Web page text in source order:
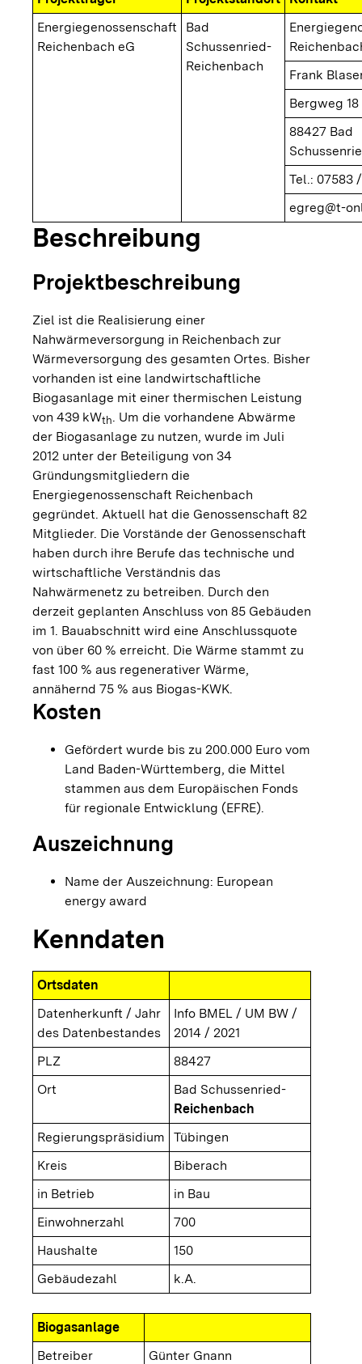
Energiegenossenschaft
Reichenbach eG
Bad
Schussenried-
Reichenbach
Frank
Bergweg 18
88427 Bad
Tel.: 07583
egreg@t-
Beschreibung
Projektbeschreibung
Ziel ist die Realisierung einer
Nahwärmeversorgung in Reichenbach zur
Wärmeversorgung des gesamten Ortes. Bisher
vorhanden ist eine landwirtschaftliche
Biogasanlage mit einer thermischen Leistung
von 439 kWth. Um die vorhandene Abwärme
der Biogasanlage zu nutzen, wurde im Juli
2012 unter der Beteiligung von 34
Gründungsmitgliedern die
Energiegenossenschaft Reichenbach
gegründet. Aktuell hat die Genossenschaft 82
Mitglieder. Die Vorstände der Genossenschaft
haben durch ihre Berufe das technische und
wirtschaftliche Verständnis das
Nahwärmenetz zu betreiben. Durch den
derzeit geplanten Anschluss von 85 Gebäuden
im 1. Bauabschnitt wird eine Anschlussquote
von über 60 % erreicht. Die Wärme stammt zu
fast 100 % aus regenerativer Wärme,
annähernd 75 % aus Biogas-KWK.
Kosten
Gefördert wurde bis zu 200.000 Euro vom
Land Baden-Württemberg, die Mittel
stammen aus dem Europäischen Fonds
für regionale Entwicklung (EFRE).
Auszeichnung
Name der Auszeichnung: European
energy award
Kenndaten
Ortsdaten
Datenherkunft / Jahr
des Datenbestandes
Info BMEL / UM BW /
2014 / 2021
PLZ
88427
Ort
Bad Schussenried-
Reichenbach
Regierungspräsidium
Tübingen
Kreis
Biberach
in Betrieb
in Bau
Einwohnerzahl
700
Haushalte
150
Gebäudezahl
k.A.
Biogasanlage
Betreiber
Günter Gnann